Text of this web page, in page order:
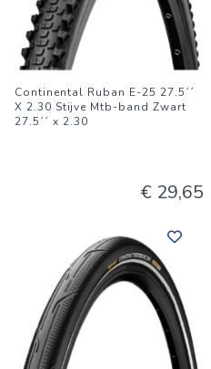
Continental Ruban E-25 27.5´´
X 2.30 Stijve Mtb-band Zwart
27.5´´ x 2.30
€ 29,65